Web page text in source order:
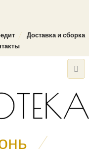
Доставка и сборка
/